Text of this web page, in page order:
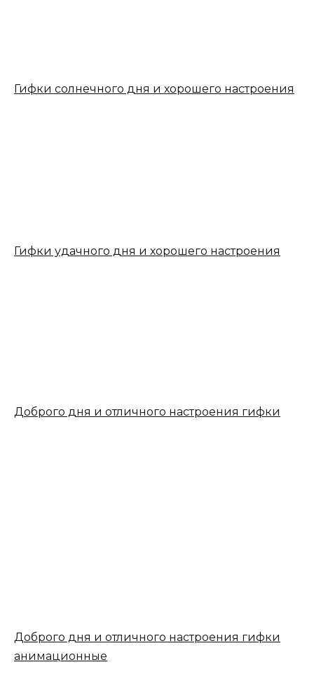
Гифки солнечного дня и хорошего настроения
Гифки удачного дня и хорошего настроения
Доброго дня и отличного настроения гифки
Доброго дня и отличного настроения гифки
анимационные